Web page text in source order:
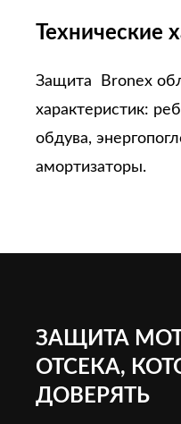
Технические
Защита Bronex
характеристик:
обдува,
амортизаторы.
ЗАЩИТА
ОТСЕКА,
ДОВЕРЯТЬ